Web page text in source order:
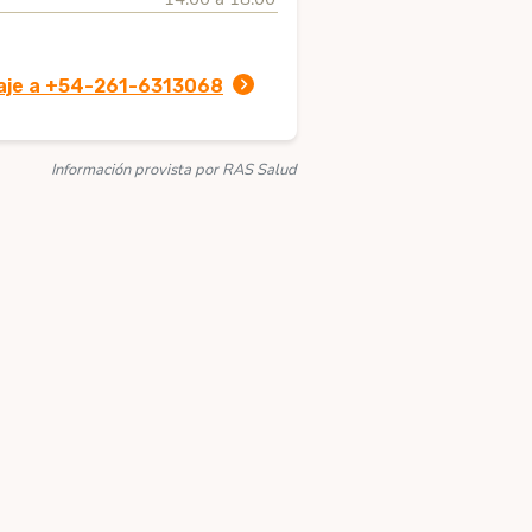
a +54-261-6313068
Información provista por RAS Salud